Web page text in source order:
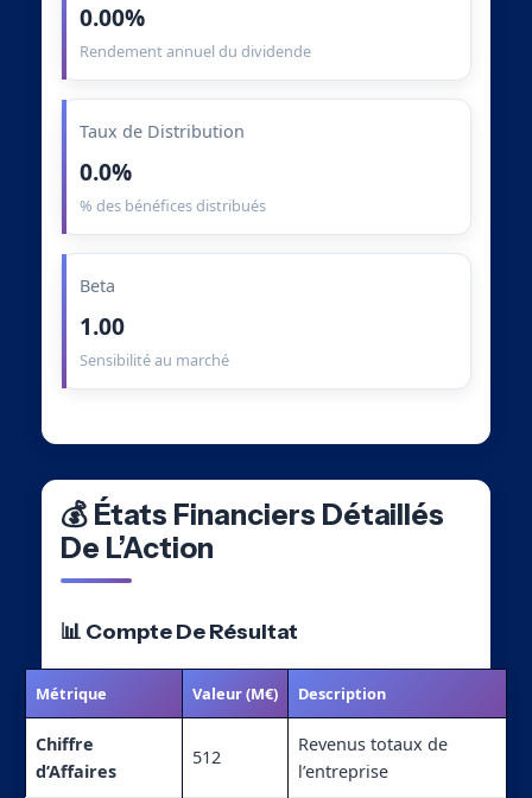
0.00%
Rendement annuel du dividende
Taux de Distribution
0.0%
% des bénéfices distribués
Beta
1.00
Sensibilité au marché
💰 États Financiers Détaillés
De L’Action
📊 Compte De Résultat
Métrique Valeur (M€) Description
Chiffre
d’Affaires
512
Revenus totaux de
l’entreprise